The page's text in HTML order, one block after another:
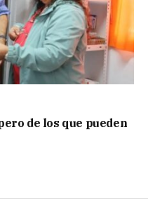
de los que pueden